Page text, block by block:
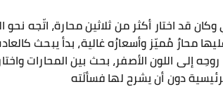
قد اختار أكثر من ثلاثين محارة، اتّجه نحو
محارٌ مُميّز وأسعارُه غالية، بدأ يبحث
إلى اللون الأصفر، بحث بين المحارات
دون أن يشرح لها فسألَته